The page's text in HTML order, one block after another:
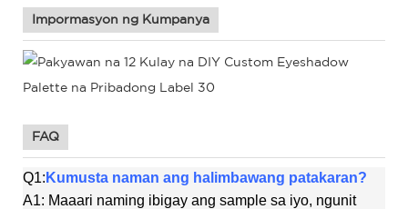
Impormasyon ng Kumpanya
FAQ
Q1: Kumusta naman ang halimbawang patakaran?
A1: Maaari naming ibigay ang sample sa iyo, ngunit